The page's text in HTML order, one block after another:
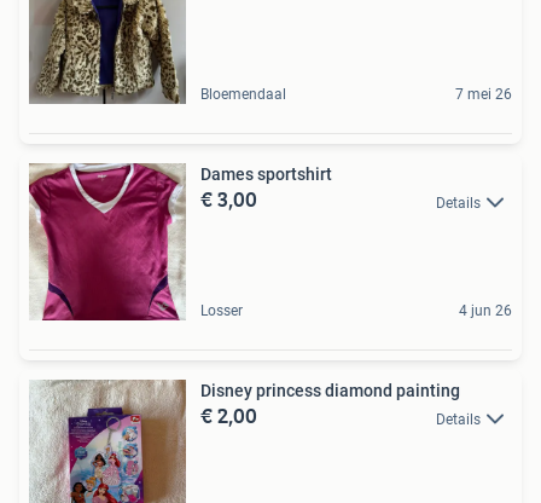
Bloemendaal 7 mei 26
Dames sportshirt
€ 3,00 Details
Losser 4 jun 26
Disney princess diamond painting
€ 2,00 Details